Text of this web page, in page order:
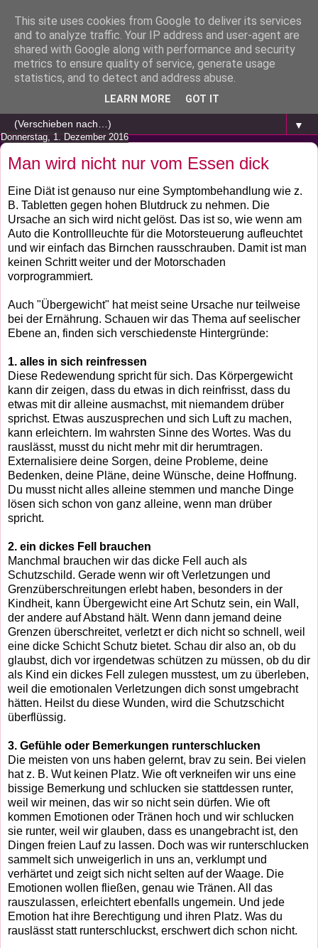
▼
Donnerstag, 1. Dezember 2016
Man wird nicht nur vom Essen dick
Eine Diät ist genauso nur eine Symptombehandlung wie z.
B. Tabletten gegen hohen Blutdruck zu nehmen. Die
Ursache an sich wird nicht gelöst. Das ist so, wie wenn am
Auto die Kontrollleuchte für die Motorsteuerung aufleuchtet
und wir einfach das Birnchen rausschrauben. Damit ist man
keinen Schritt weiter und der Motorschaden
vorprogrammiert.
Auch "Übergewicht" hat meist seine Ursache nur teilweise
bei der Ernährung. Schauen wir das Thema auf seelischer
Ebene an, finden sich verschiedenste Hintergründe:
1. alles in sich reinfressen
Diese Redewendung spricht für sich. Das Körpergewicht
kann dir zeigen, dass du etwas in dich reinfrisst, dass du
etwas mit dir alleine ausmachst, mit niemandem drüber
sprichst. Etwas auszusprechen und sich Luft zu machen,
kann erleichtern. Im wahrsten Sinne des Wortes. Was du
rauslässt, musst du nicht mehr mit dir herumtragen.
Externalisiere deine Sorgen, deine Probleme, deine
Bedenken, deine Pläne, deine Wünsche, deine Hoffnung.
Du musst nicht alles alleine stemmen und manche Dinge
lösen sich schon von ganz alleine, wenn man drüber
spricht.
2. ein dickes Fell brauchen
Manchmal brauchen wir das dicke Fell auch als
Schutzschild. Gerade wenn wir oft Verletzungen und
Grenzüberschreitungen erlebt haben, besonders in der
Kindheit, kann Übergewicht eine Art Schutz sein, ein Wall,
der andere auf Abstand hält. Wenn dann jemand deine
Grenzen überschreitet, verletzt er dich nicht so schnell, weil
eine dicke Schicht Schutz bietet. Schau dir also an, ob du
glaubst, dich vor irgendetwas schützen zu müssen, ob du dir
als Kind ein dickes Fell zulegen musstest, um zu überleben,
weil die emotionalen Verletzungen dich sonst umgebracht
hätten. Heilst du diese Wunden, wird die Schutzschicht
überflüssig.
3. Gefühle oder Bemerkungen runterschlucken
Die meisten von uns haben gelernt, brav zu sein. Bei vielen
hat z. B. Wut keinen Platz. Wie oft verkneifen wir uns eine
bissige Bemerkung und schlucken sie stattdessen runter,
weil wir meinen, das wir so nicht sein dürfen. Wie oft
kommen Emotionen oder Tränen hoch und wir schlucken
sie runter, weil wir glauben, dass es unangebracht ist, den
Dingen freien Lauf zu lassen. Doch was wir runterschlucken
sammelt sich unweigerlich in uns an, verklumpt und
verhärtet und zeigt sich nicht selten auf der Waage. Die
Emotionen wollen fließen, genau wie Tränen. All das
rauszulassen, erleichtert ebenfalls ungemein. Und jede
Emotion hat ihre Berechtigung und ihren Platz. Was du
rauslässt statt runterschluckst, erschwert dich schon nicht.
This site uses cookies from Google to deliver its services
and to analyze traffic. Your IP address and user-agent are
shared with Google along with performance and security
metrics to ensure quality of service, generate usage
statistics, and to detect and address abuse.
LEARN MORE GOT IT